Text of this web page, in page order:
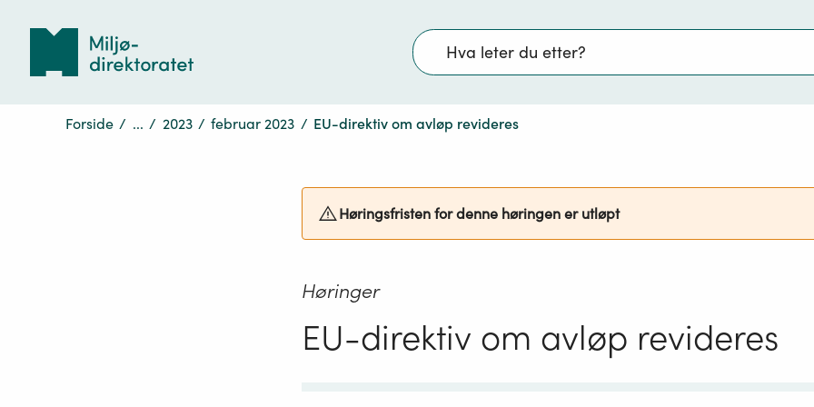
Søk
Forside / ... / 2023 / februar 2023 / EU-direktiv om avløp revideres
Høringsfristen for denne høringen er utløpt
Høringer
EU-direktiv om avløp revideres